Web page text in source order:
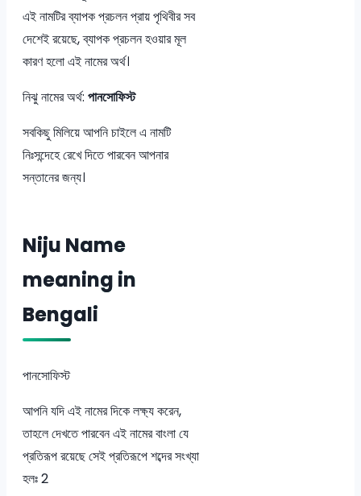
এই নামটির ব্যাপক প্রচলন প্রায় পৃথিবীর সব
দেশেই রয়েছে, ব্যাপক প্রচলন হওয়ার মূল
কারণ হলো এই নামের অর্থ।
নিঝু নামের অর্থ: পানসোফিস্ট
সবকিছু মিলিয়ে আপনি চাইলে এ নামটি
নিঃসন্দেহে রেখে দিতে পারবেন আপনার
সন্তানের জন্য।
Niju Name
meaning in
Bengali
পানসোফিস্ট
আপনি যদি এই নামের দিকে লক্ষ্য করেন,
তাহলে দেখতে পারবেন এই নামের বাংলা যে
প্রতিরূপ রয়েছে সেই প্রতিরূপে শব্দের সংখ্যা
হলঃ 2